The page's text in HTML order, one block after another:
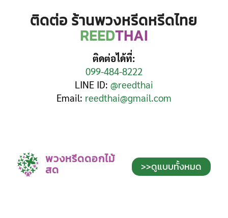
ติดต่อ ร้านพวงหรีดหรีดไทย
REEDTHAI
ติดต่อได้ที่:
099-484-8222
LINE ID: @reedthai
Email: reedthai@gmail.com
พวงหรีดดอกไม้
สด >>ดูแบบทั้งหมด